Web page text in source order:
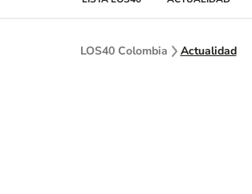
LOS40 Colombia Actualidad